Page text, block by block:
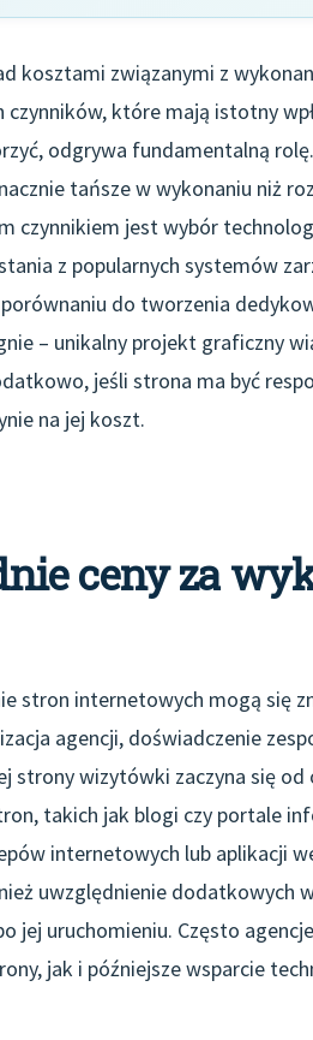
kosztami związanymi z
czynników, które mają istotny
odgrywa fundamentalną
tańsze w wykonaniu niż
czynnikiem jest wybór
z popularnych systemów
do tworzenia
– unikalny projekt graficzny
jeśli strona ma być
na jej koszt.
ceny za
stron internetowych mogą się
agencji, doświadczenie
wizytówki zaczyna się od
takich jak blogi czy portale
internetowych lub aplikacji
uwzględnienie dodatkowych
jej uruchomieniu. Często
jak i późniejsze wsparcie